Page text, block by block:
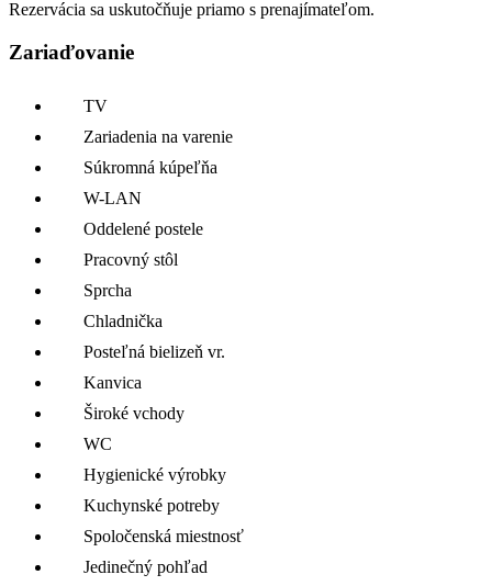
Rezervácia sa uskutočňuje priamo s prenajímateľom.
Zariaďovanie
TV
Zariadenia na varenie
Súkromná kúpeľňa
W-LAN
Oddelené postele
Pracovný stôl
Sprcha
Chladnička
Posteľná bielizeň vr.
Kanvica
Široké vchody
WC
Hygienické výrobky
Kuchynské potreby
Spoločenská miestnosť
Jedinečný pohľad